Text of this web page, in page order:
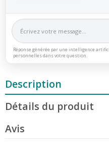
Réponse générée par une intelligence
personnelles dans votre question.
Description
Détails du produit
Avis